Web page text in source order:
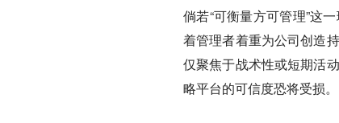
倘若“可衡量方可管理”这
着管理者着重为公司创造
仅聚焦于战术性或短期活
略平台的可信度恐将受损。